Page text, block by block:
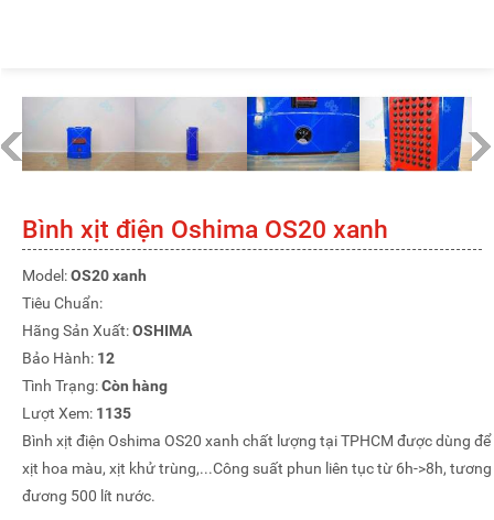
Bình xịt điện Oshima OS20 xanh
Model:OS20 xanh
Tiêu Chuẩn:
Hãng Sản Xuất:OSHIMA
Bảo Hành: 12
Tình Trạng:Còn hàng
Lượt Xem: 1135
Bình xịt điện Oshima OS20 xanh chất lượng tại TPHCM được dùng để
xịt hoa màu, xịt khử trùng,...Công suất phun liên tục từ 6h->8h, tương
đương 500 lít nước.